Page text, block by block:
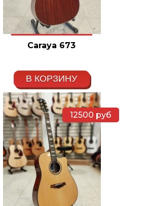
Caraya 673
В КОРЗИНУ
12500 руб